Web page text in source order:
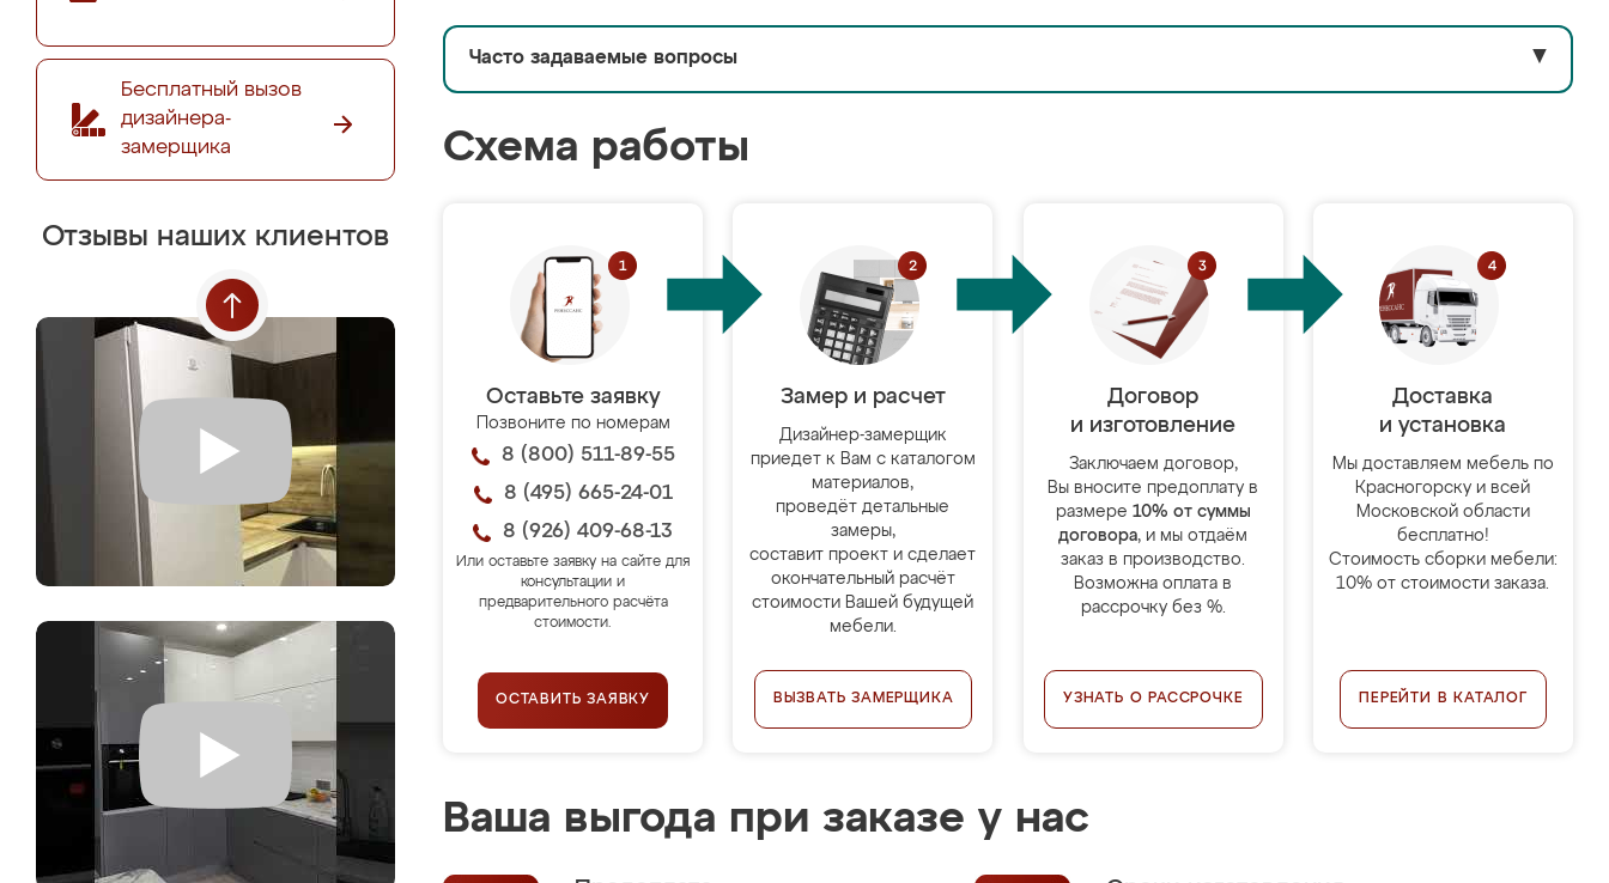
Бесплатный вызов
дизайнера-
замерщика
Отзывы наших клиентов
Часто задаваемые вопросы ▼
Схема работы
Оставьте заявку
Позвоните по номерам
8 (800) 511-89-55
8 (495) 665-24-01
8 (926) 409-68-13
Или оставьте заявку на сайте для
консультации и
предварительного расчёта
стоимости.
ОСТАВИТЬ ЗАЯВКУ
Замер и расчет
Дизайнер-замерщик
приедет к Вам с каталогом
материалов,
проведёт детальные
замеры,
составит проект и сделает
окончательный расчёт
стоимости Вашей будущей
мебели.
ВЫЗВАТЬ ЗАМЕРЩИКА
Договор
и изготовление
Заключаем договор,
Вы вносите предоплату в
размере 10% от суммы
договора, и мы отдаём
заказ в производство.
Возможна оплата в
рассрочку без %.
УЗНАТЬ О РАССРОЧКЕ
Доставка
и установка
Мы доставляем мебель по
Красногорску и всей
Московской области
бесплатно!
Стоимость сборки мебели:
10% от стоимости заказа.
ПЕРЕЙТИ В КАТАЛОГ
Ваша выгода при заказе у нас